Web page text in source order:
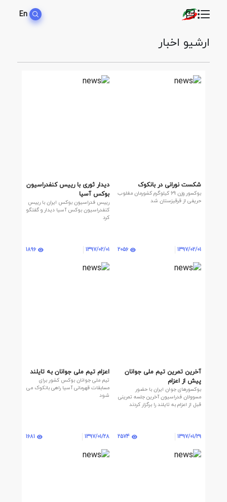
En
ارشیو اخبار
شکست نورانی در بانکوک
بوکسور وزن 69 کیلوگرم کشورمان مغلوب
حریفی از قرقیزستان شد
1397/02/01
2056
دیدار ثوری با رییس کنفدراسیون
بوکس آسیا
رییس فدراسیون بوکس ایران با رییس
کنفدراسیون بوکس آسیا دیدار و گفتگو
کرد
1397/02/01
1896
آخرین تمرین تیم ملی جوانان
پیش از اعزام
بوکسورهای جوان ایران با حضور
مسوولان فدراسیون آخرین جلسه تمرینی
قبل از اعزام به تایلند را برگزار کردند
1397/01/29
2574
اعزام تیم ملی جوانان به تایلند
تیم ملی جوانان بوکس کشور برای
مسابقات قهرمانی آسیا راهی بانکوک می
شود
1397/01/28
1681